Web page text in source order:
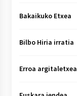
Bakaikuko Etxea
Bilbo Hiria irratia
Erroa argitaletxea